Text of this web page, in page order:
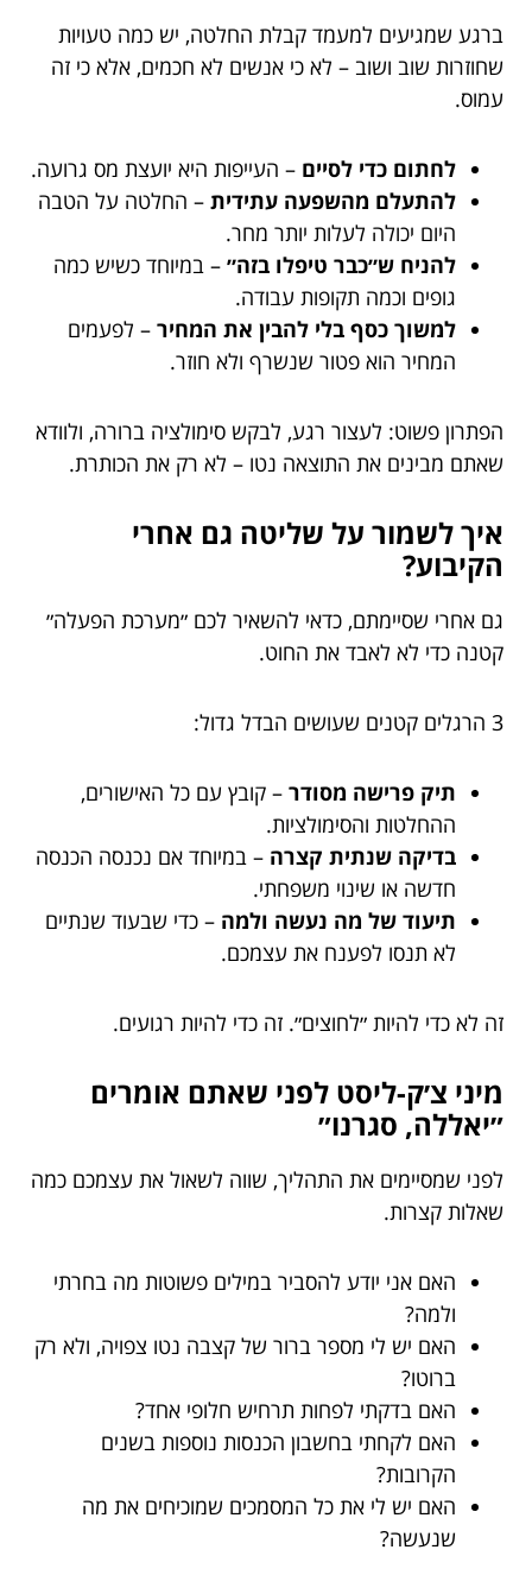
ברגע שמגיעים למעמד קבלת החלטה, יש כמה טעויות
שחוזרות שוב ושוב – לא כי אנשים לא חכמים, אלא כי זה
עמוס.
לחתום כדי לסיים – העייפות היא יועצת מס גרועה.
להתעלם מהשפעה עתידית – החלטה על הטבה
היום יכולה לעלות יותר מחר.
להניח ש״כבר טיפלו בזה״ – במיוחד כשיש כמה
גופים וכמה תקופות עבודה.
למשוך כסף בלי להבין את המחיר – לפעמים
המחיר הוא פטור שנשרף ולא חוזר.
הפתרון פשוט: לעצור רגע, לבקש סימולציה ברורה, ולוודא
שאתם מבינים את התוצאה נטו – לא רק את הכותרת.
איך לשמור על שליטה גם אחרי
הקיבוע?
גם אחרי שסיימתם, כדאי להשאיר לכם ״מערכת הפעלה״
קטנה כדי לא לאבד את החוט.
3 הרגלים קטנים שעושים הבדל גדול:
תיק פרישה מסודר – קובץ עם כל האישורים,
ההחלטות והסימולציות.
בדיקה שנתית קצרה – במיוחד אם נכנסה הכנסה
חדשה או שינוי משפחתי.
תיעוד של מה נעשה ולמה – כדי שבעוד שנתיים
לא תנסו לפענח את עצמכם.
זה לא כדי להיות ״לחוצים״. זה כדי להיות רגועים.
מיני צ׳ק-ליסט לפני שאתם אומרים
״יאללה, סגרנו״
לפני שמסיימים את התהליך, שווה לשאול את עצמכם כמה
שאלות קצרות.
האם אני יודע להסביר במילים פשוטות מה בחרתי
ולמה?
האם יש לי מספר ברור של קצבה נטו צפויה, ולא רק
ברוטו?
האם בדקתי לפחות תרחיש חלופי אחד?
האם לקחתי בחשבון הכנסות נוספות בשנים
הקרובות?
האם יש לי את כל המסמכים שמוכיחים את מה
שנעשה?